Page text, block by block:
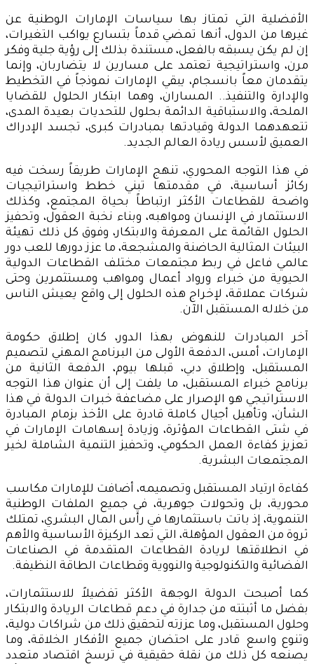
الأفضلية التي تمتاز بها سياسات الإمارات الوطنية عن
غيرها من الدول، أنها تمضي قدماً بتسارع يواكب التغيرات،
إن لم يكن يسبقه بالفعل، مستندة بذلك إلى رؤية جلية وفكر
مرن، واستراتيجية تعتمد على مسارين لا يتضاربان، وإنما
يتقدمان معاً بانسجام، يبقي الإمارات نموذجاً في التخطيط
والإدارة والتنفيذ.. المساران، وهما ابتكار الحلول للقضايا
الملحة، والاستباقية الدائمة بحلول للتحديات بعيدة المدى،
تتعهدهما الدولة وقيادتها بمبادرات كبرى، تجسد الإدراك
العميق لأسس ريادة العالم الجديد.
في هذا التوجه المحوري، تنهج الإمارات طريقاً رسخت فيه
ركائز أساسية، في مقدمتها تبني خطط واستراتيجيات
واضحة للقطاعات الأكثر ارتباطاً بحياة المجتمع، وكذلك
الاستثمار في الإنسان ومواهبه، وبناء نخبة العقول، وتحفيز
الحلول القائمة على المعرفة والابتكار، وفوق كل ذلك تهيئة
البيئات المثالية الحاضنة والمشجعة، ما عزز دورها للعب دور
عالمي فاعل في ربط مجتمعات مختلف القطاعات الدولية
الحيوية من خبراء ورواد أعمال ومواهب ومستثمرين وحتى
شركات عملاقة، لإخراج هذه الحلول إلى واقع يعيش الناس
من خلاله المستقبل الآن.
آخر المبادرات للنهوض بهذا الدور، كان إطلاق حكومة
الإمارات، أمس، الدفعة الأولى من البرنامج المهني لتصميم
المستقبل، وإطلاق دبي، قبلها بيوم، الدفعة الثانية من
برنامج خبراء المستقبل، ما يلفت إلى أن عنوان هذا التوجه
الاستراتيجي هو الإصرار على مضاعفة خبرات الدولة في هذا
الشأن، وتأهيل أجيال كاملة قادرة على الأخذ بزمام المبادرة
في شتى القطاعات المؤثرة، وزيادة إسهامات الإمارات في
تعزيز كفاءة العمل الحكومي، وتحفيز التنمية الشاملة لخير
المجتمعات البشرية.
كفاءة ارتياد المستقبل وتصميمه، أضافت للإمارات مكاسب
محورية، بل وتحولات جوهرية، في جميع الملفات الوطنية
التنموية، إذ باتت باستثمارها في رأس المال البشري، تمتلك
ثروة من العقول المؤهلة، التي تعد الركيزة الأساسية والأهم
في انطلاقتها لريادة القطاعات المتقدمة في الصناعات
الفضائية والتكنولوجية والنووية وقطاعات الطاقة النظيفة.
كما أصبحت الدولة الوجهة الأكثر تفضيلاً للاستثمارات،
بفضل ما أثبتته من جدارة في دعم قطاعات الريادة والابتكار
وحلول المستقبل، وما عززته لتحقيق ذلك من شراكات دولية،
وتنوع واسع قادر على احتضان جميع الأفكار الخلاقة، وما
يصنعه كل ذلك من نقلة حقيقية في ترسخ اقتصاد متعدد